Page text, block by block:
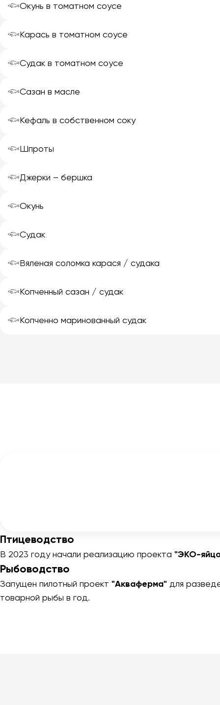
𓆟Окунь в томатном соусе
𓆟Карась в томатном соусе
𓆟Судак в томатном соусе
𓆟Сазан в масле
𓆟Кефаль в собственном соку
𓆟Шпроты
𓆟Джерки – бершка
𓆟Окунь
𓆟Судак
𓆟Вяленая соломка карася / судака
𓆟Копченный сазан / судак
𓆟Копченно маринованный судак
Птицеводство
В 2023 году начали реализацию проекта "ЭКО-
Рыбоводство
Запущен пилотный проект "Акваферма" для
товарной рыбы в год.